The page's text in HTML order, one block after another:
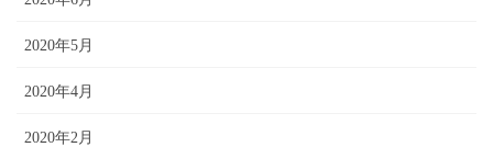
2020年5月
2020年4月
2020年2月